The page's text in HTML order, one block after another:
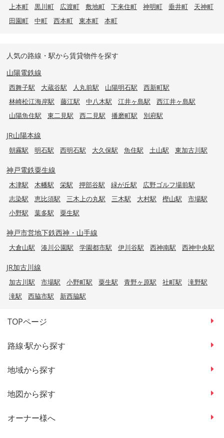
上本町
黒川町 広渡町 敷地町 下来住町 神明町 垂井町
天神町
田園町
中町 西本町 東本町 本町
人気の路線・駅から賃貸物件を探す
山陽電鉄線
西舞子駅 大蔵谷駅 人丸前駅 山陽明石駅
西新町駅
林崎松江海岸駅
藤江駅 中八木駅 江井ヶ島駅
西江井ヶ島駅
山陽魚住駅
東二見駅 西二見駅 播磨町駅 別府駅
JR山陽本線
朝霧駅 明石駅 西明石駅 大久保駅 魚住駅 土山駅 東加古川駅
神戸電鉄粟生線
木津駅 木幡駅 栄駅 押部谷駅 緑が丘駅
広野ゴルフ場前駅
志染駅
恵比須駅 三木上の丸駅 三木駅 大村駅 樫山駅
市場駅
小野駅
葉多駅 粟生駅
神戸市営地下鉄西神・山手線
大倉山駅 湊川公園駅 学園都市駅 伊川谷駅 西神南駅 西神中央駅
JR加古川線
加古川駅 市場駅 小野町駅 粟生駅 青野ヶ原駅 社町駅
滝野駅
滝駅
西脇市駅 新西脇駅
TOPページ
路線·駅から探す
地域から探す
地図から探す
オーナー様へ